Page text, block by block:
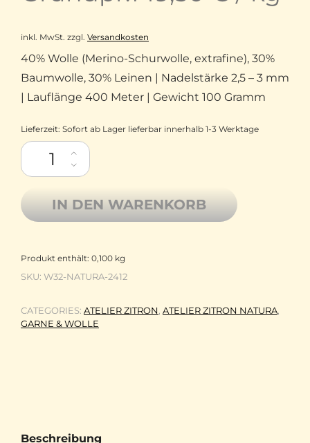
inkl. MwSt. zzgl. Versandkosten
40% Wolle (Merino-Schurwolle, extrafine), 30%
Baumwolle, 30% Leinen | Nadelstärke 2,5 – 3 mm
| Lauflänge 400 Meter | Gewicht 100 Gramm
Lieferzeit: Sofort ab Lager lieferbar innerhalb 1-3 Werktage
Atelier Zitron natura Mischung aus Merino-Schurwolle,
IN DEN WARENKORB
Produkt enthält: 0,100 kg
SKU: W32-NATURA-2412
CATEGORIES: ATELIER ZITRON, ATELIER ZITRON NATURA,
GARNE & WOLLE
Beschreibung